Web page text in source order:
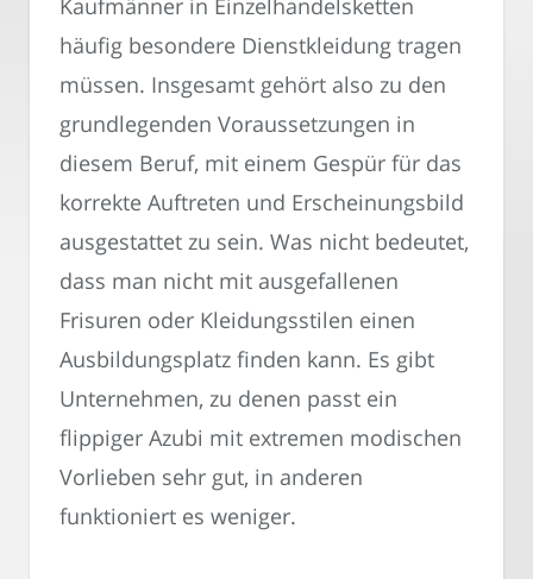
Kaufmänner in Einzelhandelsketten
häufig besondere Dienstkleidung tragen
müssen. Insgesamt gehört also zu den
grundlegenden Voraussetzungen in
diesem Beruf, mit einem Gespür für das
korrekte Auftreten und Erscheinungsbild
ausgestattet zu sein. Was nicht bedeutet,
dass man nicht mit ausgefallenen
Frisuren oder Kleidungsstilen einen
Ausbildungsplatz finden kann. Es gibt
Unternehmen, zu denen passt ein
flippiger Azubi mit extremen modischen
Vorlieben sehr gut, in anderen
funktioniert es weniger.